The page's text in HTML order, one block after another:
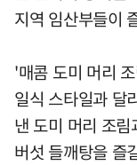
지역 임산부들이
'매콤 도미 머리
일식 스타일과 달
낸 도미 머리 조
버섯 들깨탕을 즐